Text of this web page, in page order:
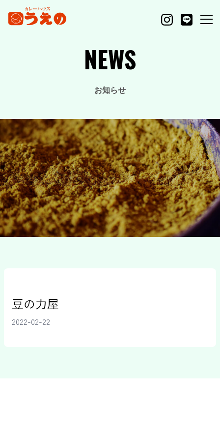
NEWS
お知らせ
豆の力屋
2022-02-22